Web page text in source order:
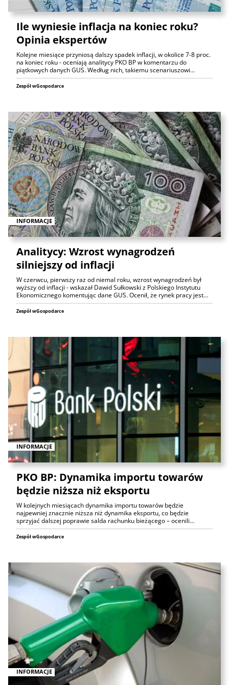
Ile wyniesie inflacja na koniec roku?
Opinia ekspertów
Kolejne miesiące przyniosą dalszy spadek inflacji, w okolice 7-8 proc.
na koniec roku - oceniają analitycy PKO BP w komentarzu do
piątkowych danych GUS. Według nich, takiemu scenariuszowi…
Zespół wGospodarce
INFORMACJE
Analitycy: Wzrost wynagrodzeń
silniejszy od inflacji
W czerwcu, pierwszy raz od niemal roku, wzrost wynagrodzeń był
wyższy od inflacji - wskazał Dawid Sułkowski z Polskiego Instytutu
Ekonomicznego komentując dane GUS. Ocenił, że rynek pracy jest…
Zespół wGospodarce
INFORMACJE
PKO BP: Dynamika importu towarów
będzie niższa niż eksportu
W kolejnych miesiącach dynamika importu towarów będzie
najpewniej znacznie niższa niż dynamika eksportu, co będzie
sprzyjać dalszej poprawie salda rachunku bieżącego – ocenili…
Zespół wGospodarce
INFORMACJE